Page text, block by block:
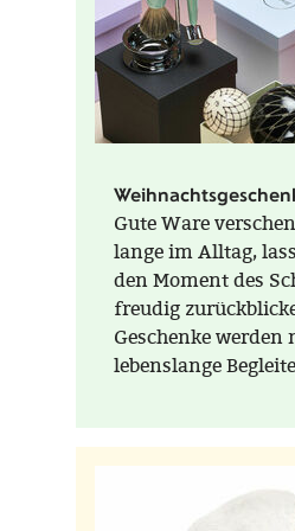
Gute Ware
lange im Alltag,
den Moment des
freudig
Geschenke
lebenslange